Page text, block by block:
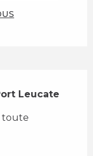
Leucate
toute